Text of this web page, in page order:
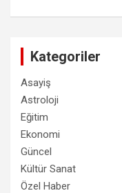
Kategoriler
Asayiş
Astroloji
Eğitim
Ekonomi
Güncel
Kültür Sanat
Özel Haber